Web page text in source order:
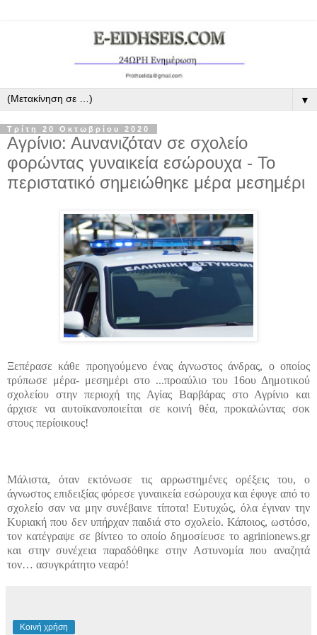
▼
Τρίτη 20 Οκτωβρίου 2020
Αγρίνιο: Αuνανιζόταν σε σχολείο
φορώντας γυναικεία εσώρουχα - Το
περιστατικό σημειώθηκε μέρα μεσημέρι
Ξεπέρασε κάθε προηγούμενο ένας άγνωστος άνδρας, ο οποίος
τρύπωσε μέρα- μεσημέρι στο ...προαύλιο του 16ου Δημοτικού
σχολείου στην περιοχή της Αγίας Βαρβάρας στο Αγρίνιο και
άρχισε να αυτοϊκανοποιείται σε κοινή θέα, προκαλώντας σοκ
στους περίοικους!
Μάλιστα, όταν εκτόνωσε τις αρρωστημένες ορέξεις του, ο
άγνωστος επιδειξίας φόρεσε γυναικεία εσώρουχα και έφυγε από το
σχολείο σαν να μην συνέβαινε τίποτα! Ευτυχώς, όλα έγιναν την
Κυριακή που δεν υπήρχαν παιδιά στο σχολείο. Κάποιος, ωστόσο,
τον κατέγραψε σε βίντεο το οποίο δημοσίευσε το agrinionews.gr
και στην συνέχεια παραδόθηκε στην Αστυνομία που αναζητά
τον… ασυγκράτητο νεαρό!
Κοινή χρήση